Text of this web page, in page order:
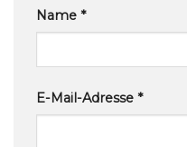
Name *
E-Mail-Adresse *